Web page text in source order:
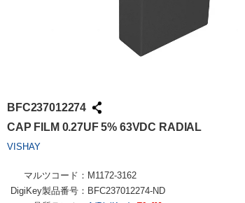
BFC237012274
CAP FILM 0.27UF 5% 63VDC RADIAL
VISHAY
マルツコード： M1172-3162
DigiKey製品番号： BFC237012274-ND